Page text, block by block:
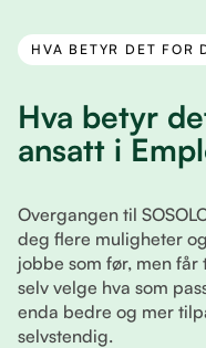
HVA BETYR DET FOR
Hva betyr
ansatt i
Overgangen til
deg flere muligheter
jobbe som før, men
selv velge hva som
enda bedre og mer
selvstendig.